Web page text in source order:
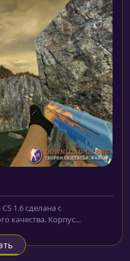
1.6 сделана с
качества. Корпус...